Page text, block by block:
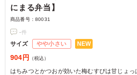
にまる弁当】
商品番号： 80031
-件
サイズ やや小さい NEW
904円 （税込）
はちみつとかつおが効いた梅むすびは甘じょ